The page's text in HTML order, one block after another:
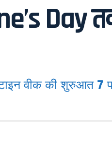
Day
वीक की शुरुआत 7